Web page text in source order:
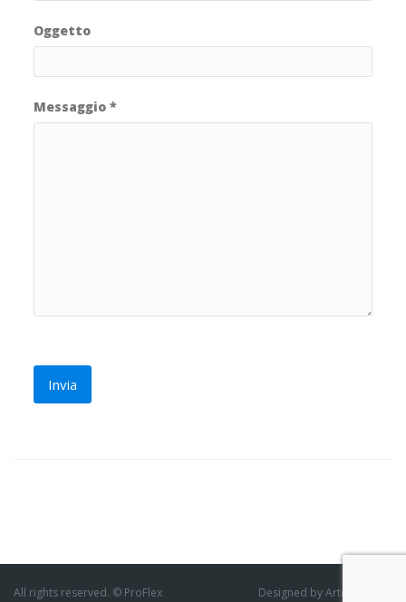
Oggetto
Messaggio *
All rights reserved. © ProFlex Designed by ArtofThemes